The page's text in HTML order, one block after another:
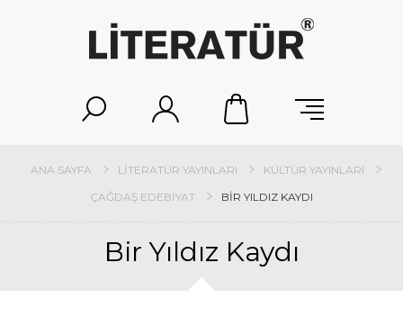
ANA SAYFA LITERATÜR YAYINLARI
KÜLTÜR YAYINLARI
ÇAĞDAŞ EDEBIYAT
BIR YILDIZ KAYDI
Bir Yıldız Kaydı